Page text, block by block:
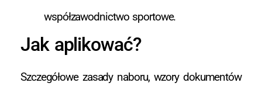
współzawodnictwo sportowe.
Jak aplikować?
Szczegółowe zasady naboru, wzory dokumentów